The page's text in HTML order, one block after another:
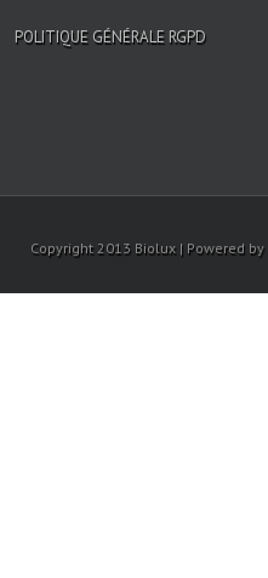
POLITIQUE GÉNÉRALE RGPD
Copyright 2013 Biolux | Powered by